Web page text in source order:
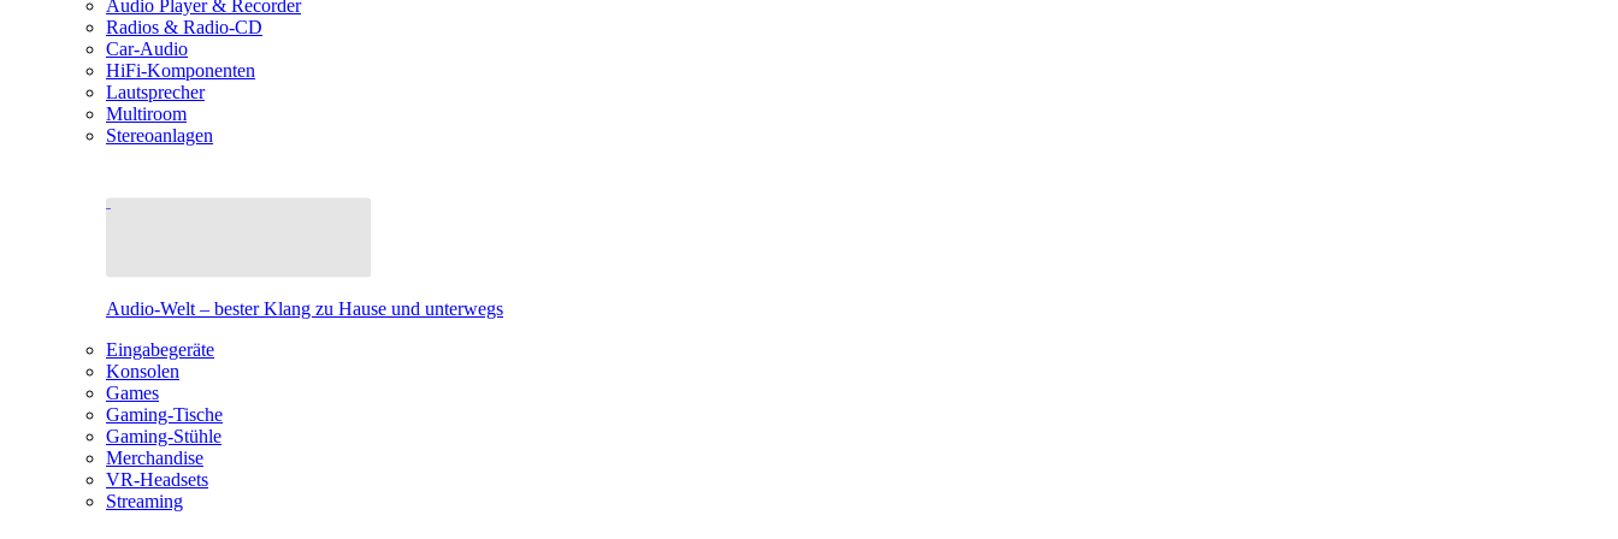
Audio Player & Recorder
Radios & Radio-CD
Car-Audio
HiFi-Komponenten
Lautsprecher
Multiroom
Stereoanlagen
Audio-Welt – bester Klang zu Hause und unterwegs
Eingabegeräte
Konsolen
Games
Gaming-Tische
Gaming-Stühle
Merchandise
VR-Headsets
Streaming